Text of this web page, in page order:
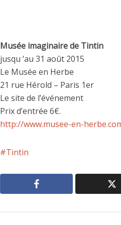
Musée imaginaire de Tintin
jusqu ‘au 31 août 2015
Le Musée en Herbe
21 rue Hérold – Paris 1er
Le site de l’événement
Prix d’entrée 6€.
http://www.musee-en-
Tintin